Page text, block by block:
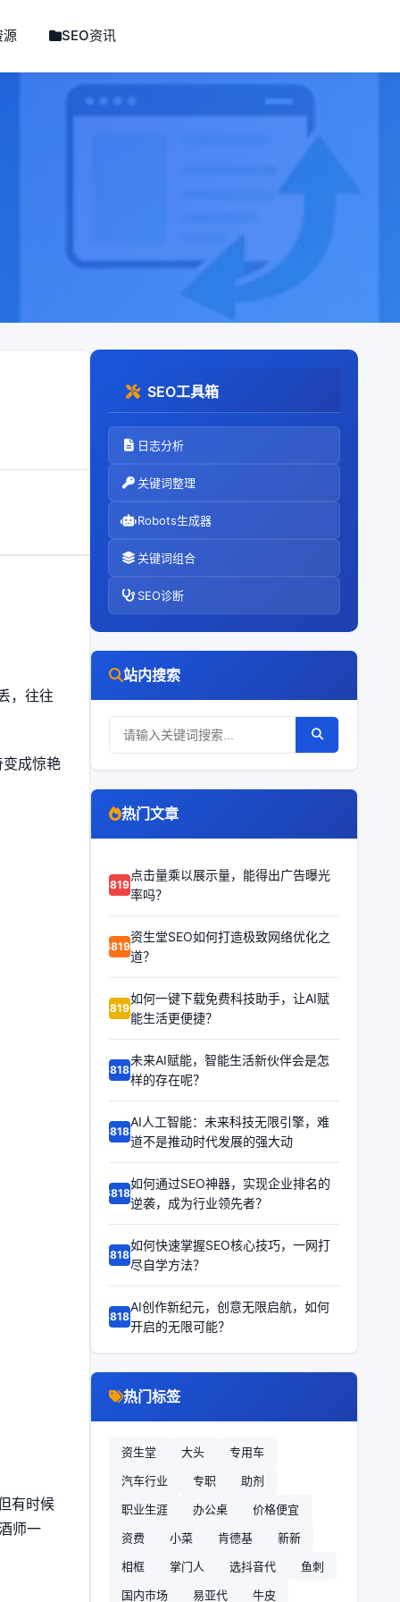
源 SEO资讯
，往往
成惊艳
有时候
师一
SEO工具箱
日志分析
关键词整理
Robots生成器
关键词组合
SEO诊断
站内搜索
热门文章
68192
点击量乘以展示量，能得出广告曝光
率吗？
68191
资生堂SEO如何打造极致网络优化之
道？
68190
如何一键下载免费科技助手，让AI赋
能生活更便捷？
68189
未来AI赋能，智能生活新伙伴会是怎
样的存在呢？
68188
AI人工智能：未来科技无限引擎，难
道不是推动时代发展的强大动
68187
如何通过SEO神器，实现企业排名的
逆袭，成为行业领先者？
68186
如何快速掌握SEO核心技巧，一网打
尽自学方法？
68185
AI创作新纪元，创意无限启航，如何
开启的无限可能？
热门标签
资生堂 大头
专用车
汽车行业
专职
助剂
职业生涯
办公桌
价格便宜
资费
小菜 肯德基
新新
相框
掌门人 选抖音代
鱼刺
国内市场
易亚代 牛皮